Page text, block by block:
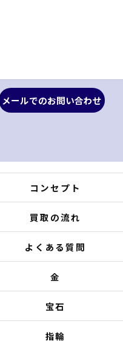
メールでのお問い合わせ
コンセプト
買取の流れ
よくある質問
金
宝石
指輪